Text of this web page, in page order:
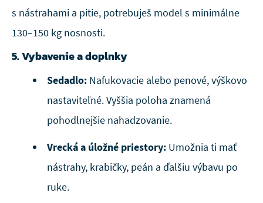
s nástrahami a pitie, potrebuješ model s minimálne
130–150 kg nosnosti.
5. Vybavenie a doplnky
Sedadlo: Nafukovacie alebo penové, výškovo
nastaviteľné. Vyššia poloha znamená
pohodlnejšie nahadzovanie.
Vrecká a úložné priestory: Umožnia ti mať
nástrahy, krabičky, peán a ďalšiu výbavu po
ruke.